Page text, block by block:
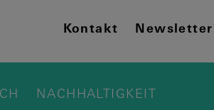
Kontakt Newsletter
NACHHALTIGKEIT